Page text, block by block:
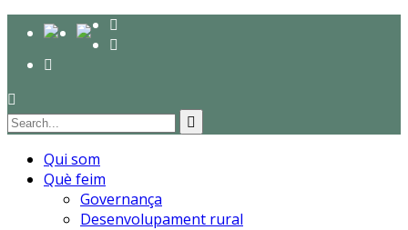
Qui som
Què feim
Governança
Desenvolupament rural